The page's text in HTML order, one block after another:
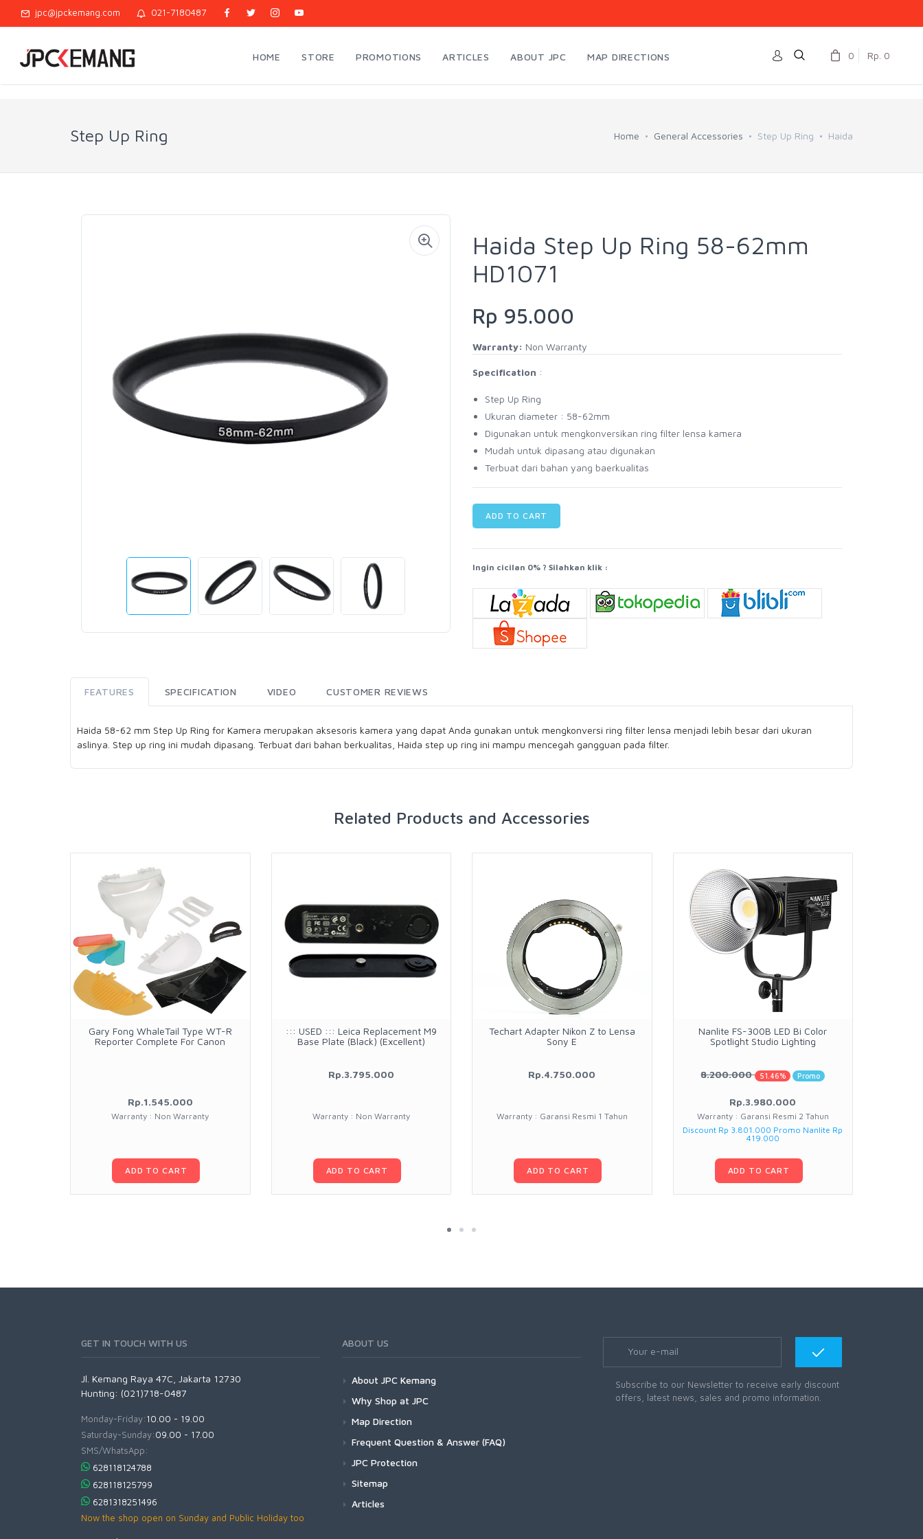
jpc@jpckemang.com 021-7180487
HOME STORE PROMOTIONS ARTICLES ABOUT JPC MAP DIRECTIONS 0 Rp. 0
Step Up Ring Home General Accessories Step Up Ring Haida
Haida Step Up Ring 58-62mm
HD1071
Rp 95.000
Warranty: Non Warranty
Specification :
Step Up Ring
Ukuran diameter : 58-62mm
Digunakan untuk mengkonversikan ring filter lensa kamera
Mudah untuk dipasang atau digunakan
Terbuat dari bahan yang baerkualitas
ADD TO CART
Ingin cicilan 0% ? Silahkan klik :
FEATURES SPECIFICATION VIDEO CUSTOMER REVIEWS
Haida 58-62 mm Step Up Ring for Kamera merupakan aksesoris kamera yang dapat Anda gunakan untuk mengkonversi ring filter lensa menjadi lebih besar dari ukuran
aslinya. Step up ring ini mudah dipasang. Terbuat dari bahan berkualitas, Haida step up ring ini mampu mencegah gangguan pada filter.
Related Products and Accessories
Gary Fong WhaleTail Type WT-R
Reporter Complete For Canon
Rp.1.545.000
Warranty : Non Warranty
ADD TO CART
::: USED ::: Leica Replacement M9
Base Plate (Black) (Excellent)
Rp.3.795.000
Warranty : Non Warranty
ADD TO CART
Techart Adapter Nikon Z to Lensa
Sony E
Rp.4.750.000
Warranty : Garansi Resmi 1 Tahun
ADD TO CART
Nanlite FS-300B LED Bi Color
Spotlight Studio Lighting
8.200.000 51.46% Promo
Rp.3.980.000
Warranty : Garansi Resmi 2 Tahun
Discount Rp 3.801.000 Promo Nanlite Rp
419.000
ADD TO CART
GET IN TOUCH WITH US
Jl. Kemang Raya 47C, Jakarta 12730
Hunting: (021)718-0487
Monday-Friday:10.00 - 19.00
Saturday-Sunday:09.00 - 17.00
SMS/WhatsApp:
628118124788
628118125799
6281318251496
Now the shop open on Sunday and Public Holiday too
ABOUT US
About JPC Kemang
Why Shop at JPC
Map Direction
Frequent Question & Answer (FAQ)
JPC Protection
Sitemap
Articles
Subscribe to our Newsletter to receive early discount
offers, latest news, sales and promo information.